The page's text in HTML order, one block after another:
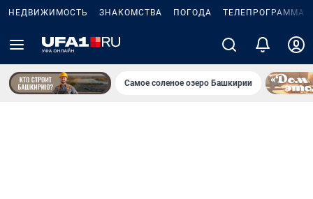
НЕДВИЖИМОСТЬ ЗНАКОМСТВА ПОГОДА ТЕЛЕПРОГРАММА
Самое соленое озеро Башкирии